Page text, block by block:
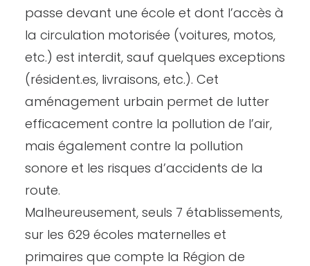
passe devant une école et dont l’accès à
la circulation motorisée (voitures, motos,
etc.) est interdit, sauf quelques exceptions
(résident.es, livraisons, etc.). Cet
aménagement urbain permet de lutter
efficacement contre la pollution de l’air,
mais également contre la pollution
sonore et les risques d’accidents de la
route.
Malheureusement, seuls 7 établissements,
sur les 629 écoles maternelles et
primaires que compte la Région de